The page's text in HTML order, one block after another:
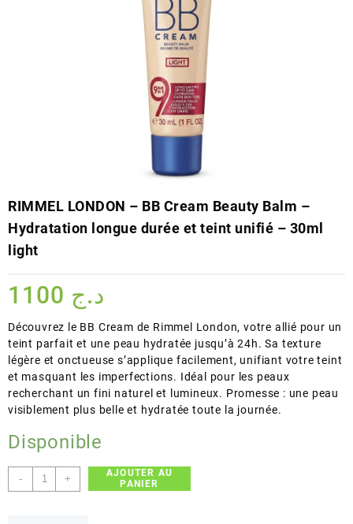
RIMMEL LONDON – BB Cream Beauty Balm –
Hydratation longue durée et teint unifié – 30ml
light
د.ج
Découvrez le BB Cream de Rimmel London, votre allié pour un
teint parfait et une peau hydratée jusqu’à 24h. Sa texture
légère et onctueuse s’applique facilement, unifiant votre teint
et masquant les imperfections. Idéal pour les peaux
recherchant un fini naturel et lumineux. Promesse : une peau
visiblement plus belle et hydratée toute la journée.
Disponible
-
quantité
de
+
AJOUTER AU
PANIER